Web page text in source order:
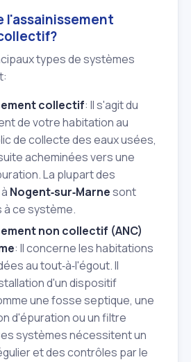
l'assainissement
types de systèmes
collectif: Il s'agit du
de votre habitation au
de collecte des eaux usées,
acheminées vers une
La plupart des
Nogent‑sur‑Marnesont
ce système.
non collectif (ANC)
: Il concerne les habitations
au tout‑à‑l'égout. Il
d'un dispositif
une fosse septique, une
d'épuration ou un filtre
systèmes nécessitent un
et des contrôles par le